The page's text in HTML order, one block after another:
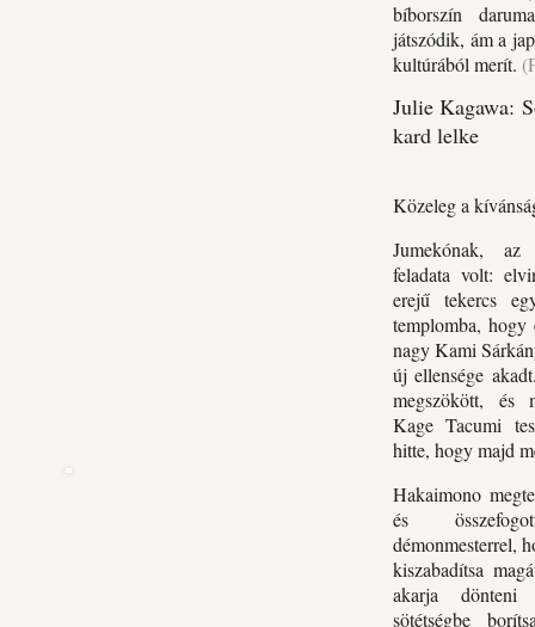
bíborszín
játszódik, ám a
kultúrából merít.
Julie Kagawa:
kard lelke
Közeleg a
Jumekónak, az
feladata volt:
erejű tekercs
templomba, hogy
nagy Kami
új ellensége
megszökött, és
Kage Tacumi
hitte, hogy majd
Hakaimono
és
démonmesterrel,
kiszabadítsa
akarja
sötétségbe